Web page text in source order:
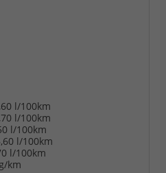
l/100km
l/100km
l/100km
l/100km
l/100km
km